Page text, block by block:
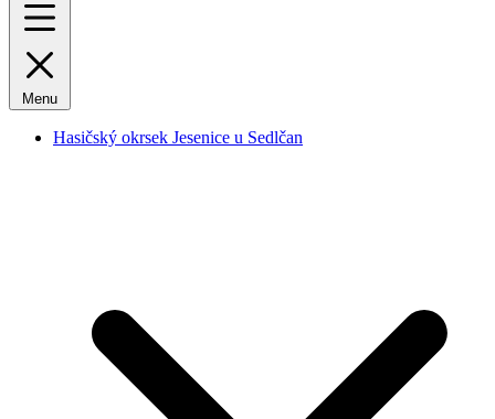
Menu
Hasičský okrsek Jesenice u Sedlčan